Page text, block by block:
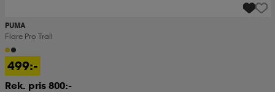
PUMA
Flare Pro Trail
499:-
Rek. pris 800:-